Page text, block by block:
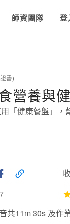
師資團隊 登
書)
營養與
「健康餐盤」，
共11m 30s 及作